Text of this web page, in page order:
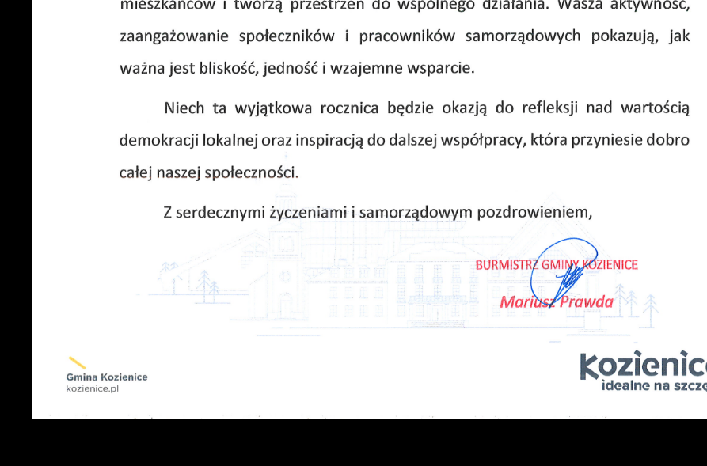
Szanujemy Twoją prywatność. Możesz zmienić ustawienia cookies lub
zmiany swoich ustawień.
Niezbędne pliki cookies służą do prawidłowego funkcjonowania
oferowanych przez nas usług.
Zapoznaj się zPOLITYKĄ PRYWATNOŚCI I PLIKÓW COOKIES
Funkcjonalne i personalizacyjne
Tego typu pliki cookies umożliwiają stronie internetowej
zapamiętanie wprowadzonych przez Ciebie ustawień oraz
personalizację określonych funkcjonalności czy prezentowanych
Dzięki tym plikom cookies możemy zapewnić Ci większy komfort
korzystania z funkcjonalności naszej strony poprzez dopasowanie jej
do Twoich indywidualnych preferencji. Wyrażenie zgody na
funkcjonalne i personalizacyjne pliki cookies gwarantuje dostępność
Więcej
Analityczne pliki cookies pomagają nam rozwijać się i dostosowywać
wykorzystywania witryny internetowej, miejsca oraz częstotliwości, z
ZAPISZ WYBRANE
ZEZWÓL NA WSZYSTKIE